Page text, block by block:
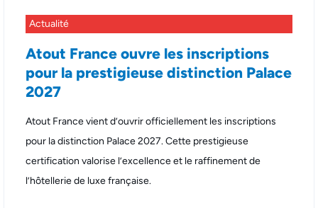
Actualité
Atout France ouvre les inscriptions
pour la prestigieuse distinction Palace
2027
Atout France vient d’ouvrir officiellement les inscriptions
pour la distinction Palace 2027. Cette prestigieuse
certification valorise l’excellence et le raffinement de
l’hôtellerie de luxe française.